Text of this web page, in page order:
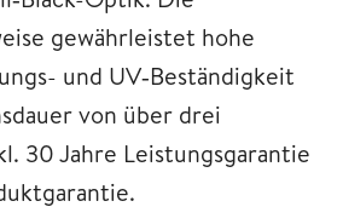
gewährleistet hohe
und UV‑Beständigkeit
von über drei
30 Jahre Leistungsgarantie